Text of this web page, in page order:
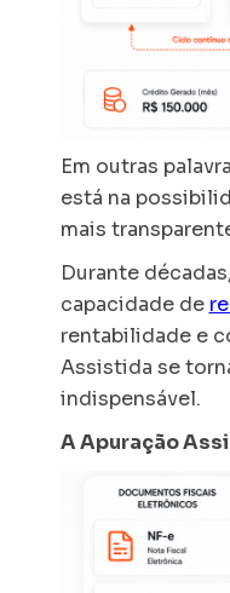
Em outras
está na
mais
Durante
capacidade de
rentabilidade e
Assistida se
indispensável.
A Apuração